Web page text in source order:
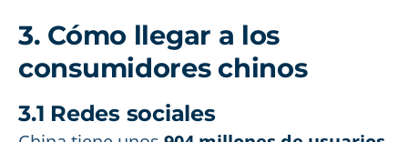
3. Cómo llegar a los
consumidores chinos
3.1 Redes sociales